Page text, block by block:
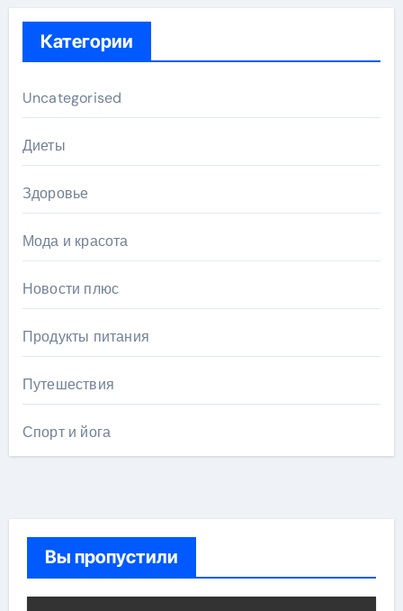
Категории
Uncategorised
Диеты
Здоровье
Мода и красота
Новости плюс
Продукты питания
Путешествия
Спорт и йога
Вы пропустили